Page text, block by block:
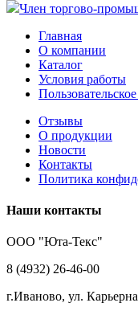
Член торгово-
Главная
О компании
Каталог
Условия работы
Отзывы
О продукции
Новости
Контакты
Политика
Наши контакты
ООО "Юта-Текс"
8 (4932) 26-46-00
г.Иваново, ул.